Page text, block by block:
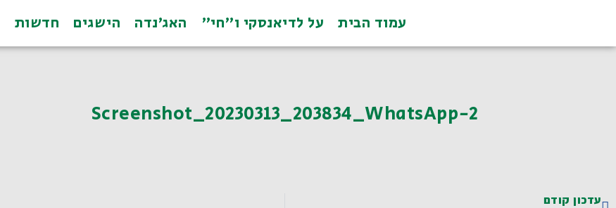
עמוד הבית על לדיאנסקי ו"חי" האג׳נדה הישגים חדשות
Screenshot_20230313_203834_WhatsApp-2
עדכון קודם